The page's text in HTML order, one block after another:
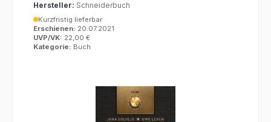
Hersteller: Schneiderbuch
Kurzfristig lieferbar
Erschienen: 20.07.2021
UVP/VK: 22,00 €
Kategorie: Buch